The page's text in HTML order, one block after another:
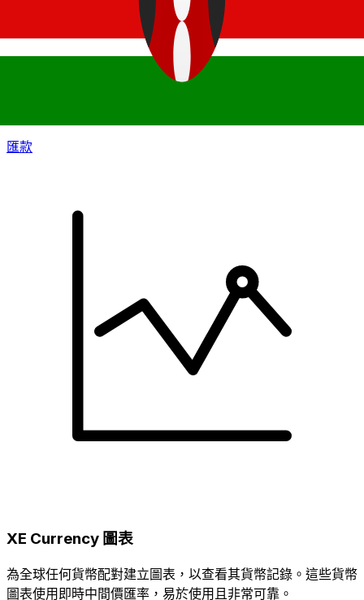
XE 國際匯款
匯款
XE Currency 圖表
為全球任何貨幣配對建立圖表，以查看其貨幣記錄。這些貨幣
圖表使用即時中間價匯率，易於使用且非常可靠。